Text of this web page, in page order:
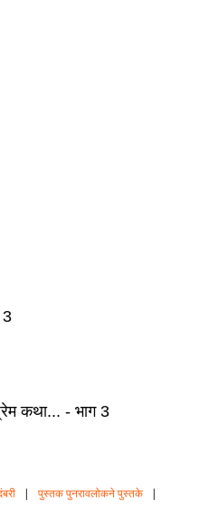
3
कथा... - भाग 3
| पुस्तक पुनरावलोकने पुस्तके |